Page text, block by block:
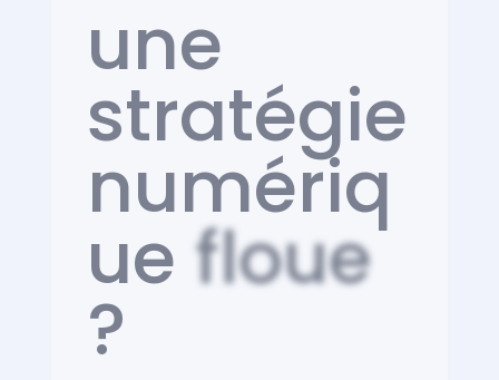
une
stratégie
numériq
ue floue
?